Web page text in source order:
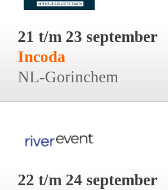
21 t/m 23 september
Incoda
NL-Gorinchem
22 t/m 24 september